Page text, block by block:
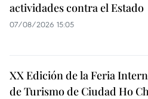
actividades contra el Estado
07/08/2026 15:05
XX Edición de la Feria
de Turismo de Ciudad Ho